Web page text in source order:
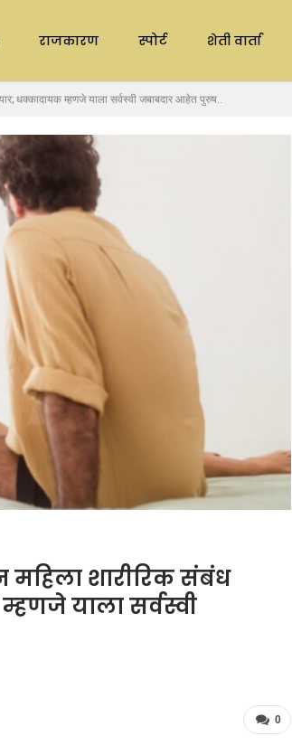
राजकारण स्पोर्ट शेती वार्ता
धक्कादायक म्हणजे याला सर्वस्वी जबाबदार आहेत पुरुष..
महिला शारीरिक संबंध
याला सर्वस्वी
0